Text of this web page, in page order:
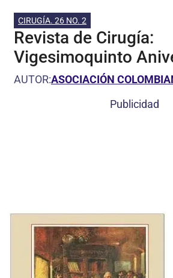
CIRUGÍA. 26 NO. 2
Revista de Cirugía:
Vigesimoquinto
AUTOR:ASOCIACIÓN
Publicidad